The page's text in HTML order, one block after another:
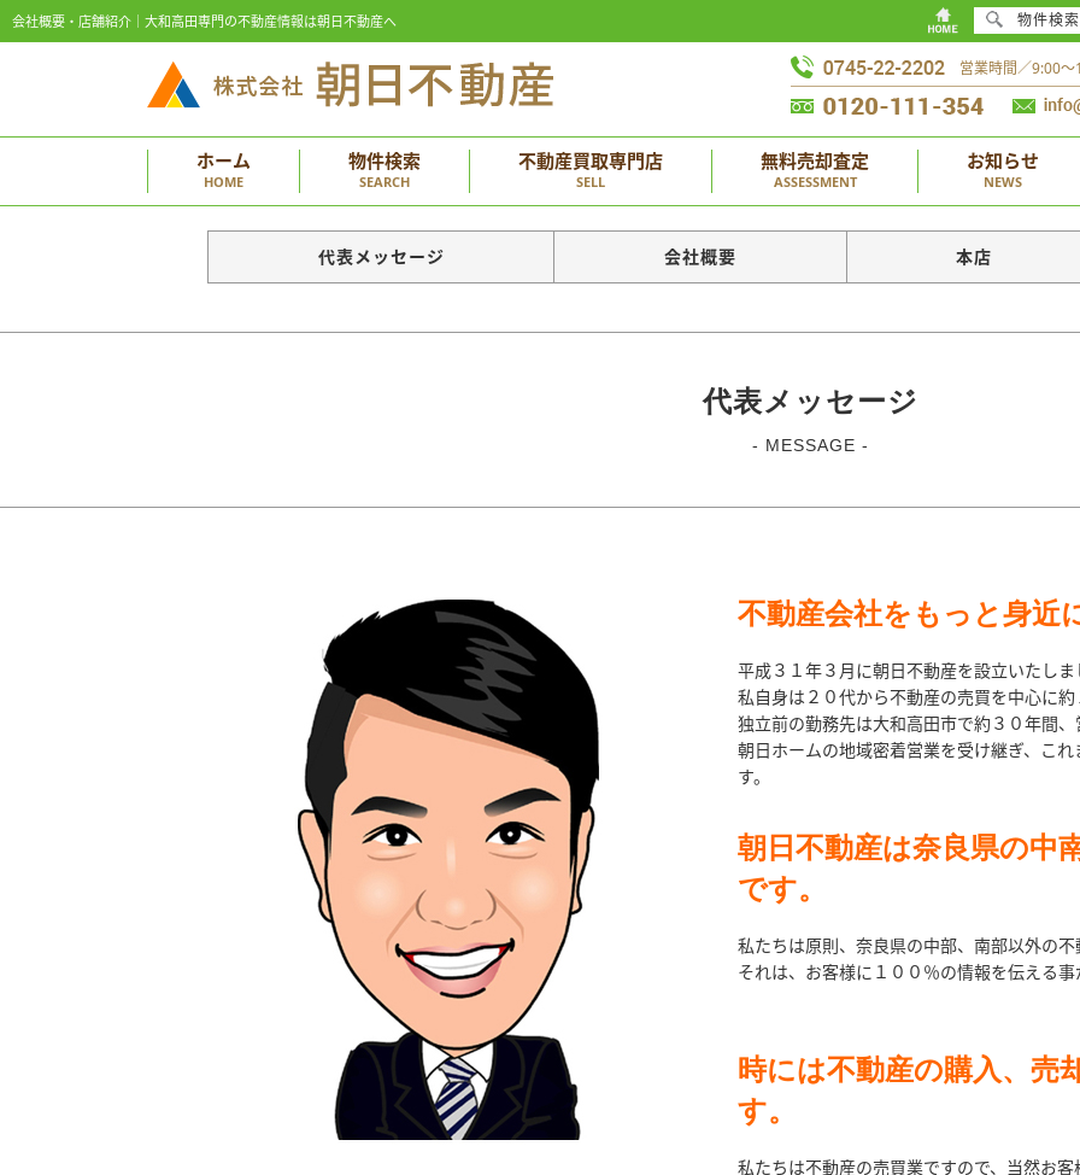
会社概要・店舗紹介｜大和高田専門の不動産情報は朝日不動産へ
営業時間／9:00
ホーム
HOME
物件検索
SEARCH
不動産買取専門店
SELL
無料売却査定
ASSESSMENT
お知らせ
NEWS
代表メッセージ 会社概要 本店
代表メッセージ
- MESSAGE -
不動産会社をもっと身近
平成３１年３月に朝日不動産を設立いたしま
私自身は２０代から不動産の売買を中心に約
独立前の勤務先は大和高田市で約３０年間、
朝日ホームの地域密着営業を受け継ぎ、こ
す。
朝日不動産は奈良県の中
です。
私たちは原則、奈良県の中部、南部以外の不
それは、お客様に１００％の情報を伝える事
時には不動産の購入、売
す。
私たちは不動産の売買業ですので、当然お
物件検索